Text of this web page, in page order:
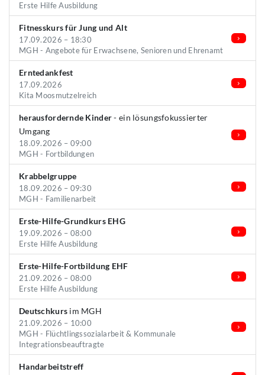
Erste Hilfe Ausbildung
Fitnesskurs für Jung und Alt
17.09.2026 – 18:30
MGH - Angebote für Erwachsene, Senioren und Ehrenamt
Erntedankfest
17.09.2026
Kita Moosmutzelreich
herausfordernde Kinder- ein lösungsfokussierter
Umgang
18.09.2026 – 09:00
MGH - Fortbildungen
Krabbelgruppe
18.09.2026 – 09:30
MGH - Familienarbeit
Erste-Hilfe-Grundkurs EHG
19.09.2026 – 08:00
Erste Hilfe Ausbildung
Erste-Hilfe-Fortbildung EHF
21.09.2026 – 08:00
Erste Hilfe Ausbildung
Deutschkurs im MGH
21.09.2026 – 10:00
MGH - Flüchtlingssozialarbeit & Kommunale
Integrationsbeauftragte
Handarbeitstreff